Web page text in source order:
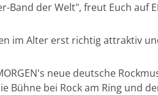
der Welt", freut Euch auf
im Alter erst richtig attraktiv
neue deutsche
Bühne bei Rock am Ring und